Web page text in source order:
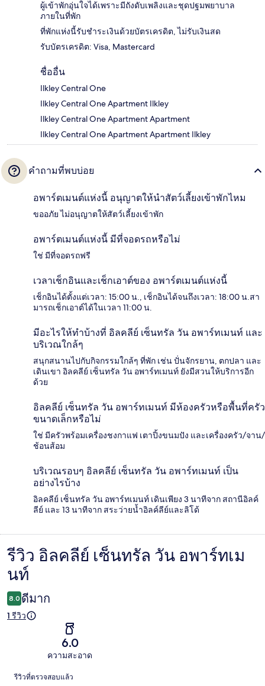
ผู้เข้าพักอุ่นใจได้เพราะมีถังดับเพลิงและชุดปฐมพยาบาล
ภายในที่พัก
ที่พักแห่งนี้รับชำระเงินด้วยบัตรเครดิต, ไม่รับเงินสด
รับบัตรเครดิต: Visa, Mastercard
ชื่ออื่น
Ilkley Central One
Ilkley Central One Apartment Ilkley
Ilkley Central One Apartment Apartment
Ilkley Central One Apartment Apartment Ilkley
คำถามที่พบบ่อย
อพาร์ตเมนต์แห่งนี้ อนุญาตให้นำสัตว์เลี้ยงเข้าพักไหม
ขออภัย ไม่อนุญาตให้สัตว์เลี้ยงเข้าพัก
อพาร์ตเมนต์แห่งนี้ มีที่จอดรถหรือไม่
ใช่ มีที่จอดรถฟรี
เวลาเช็กอินและเช็กเอาต์ของ อพาร์ตเมนต์แห่งนี้
เช็กอินได้ตั้งแต่เวลา: 15:00 น., เช็กอินได้จนถึงเวลา: 18:00 น.สา
มารถเช็กเอาต์ได้ในเวลา 11:00 น.
มีอะไรให้ทำบ้างที่ อิลคลีย์ เซ็นทรัล วัน อพาร์ทเมนท์ และ
บริเวณใกล้ๆ
สนุกสนานไปกับกิจกรรมใกล้ๆ ที่พัก เช่น ปั่นจักรยาน, ตกปลา และ
เดินเขา อิลคลีย์ เซ็นทรัล วัน อพาร์ทเมนท์ ยังมีสวนให้บริการอีก
ด้วย
อิลคลีย์ เซ็นทรัล วัน อพาร์ทเมนท์ มีห้องครัวหรือพื้นที่ครัว
ขนาดเล็กหรือไม่
ใช่ มีครัวพร้อมเครื่องชงกาแฟ เตาปิ้งขนมปัง และเครื่องครัว/จาน/
ช้อนส้อม
บริเวณรอบๆ อิลคลีย์ เซ็นทรัล วัน อพาร์ทเมนท์ เป็น
อย่างไรบ้าง
อิลคลีย์ เซ็นทรัล วัน อพาร์ทเมนท์ เดินเพียง 3 นาทีจาก สถานีอิลค์
ลีย์ และ 13 นาทีจาก สระว่ายน้ำอิลค์ลีย์และลิโด้
รีวิว
รีวิว อิลคลีย์ เซ็นทรัล วัน อพาร์ทเม
นท์
8.0 ดีมาก
1 รีวิว
6.0
ความสะอาด
รีวิว
รีวิวที่ตรวจสอบแล้ว